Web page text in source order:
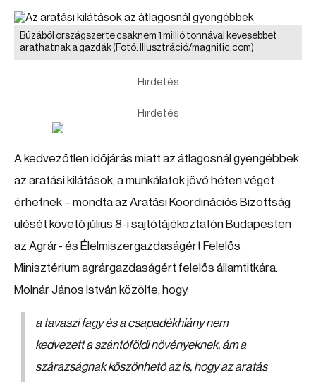
Búzából országszerte csaknem 1 millió tonnával kevesebbet
arathatnak a gazdák(Fotó: Illusztráció/magnific.com)
Hirdetés
Hirdetés
A kedvezőtlen időjárás miatt az átlagosnál gyengébbek
az aratási kilátások, a munkálatok jövő héten véget
érhetnek – mondta az Aratási Koordinációs Bizottság
ülését követő július 8-i sajtótájékoztatón Budapesten
az Agrár- és Élelmiszergazdaságért Felelős
Minisztérium agrárgazdaságért felelős államtitkára.
Molnár János István közölte, hogy
a tavaszi fagy és a csapadékhiány nem
kedvezett a szántóföldi növényeknek, ám a
szárazságnak köszönhető az is, hogy az aratás